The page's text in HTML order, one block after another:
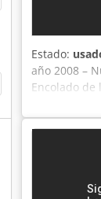
Estado:
año 2008 –
Encolado
mm
mm
mm
mediante